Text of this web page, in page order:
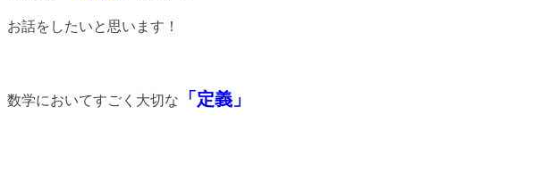
お話をしたいと思います！
数学においてすごく大切な 「定義」